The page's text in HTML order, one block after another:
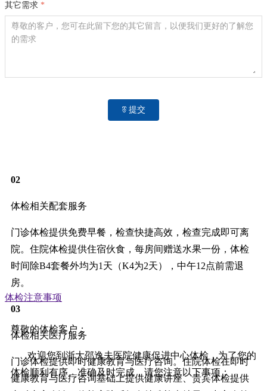
其它需求 *
ꁨ 提交
01
怎样预约（下方有微信预约二维码）
约定时间前一天，体检预约处会有短信提醒，对不予回复
者体检名额就不再保留。预约体检及来院体检前，需务必
02
体检相关配套服务
门诊体检提供免费早餐，检查快捷高效，检查完成即可离
院。住院体检提供住宿伙食，每房间赠送水果一份，体检
时间除B4套餐外均为1天（K4为2天），中午12点前需退
房。
03
体检相关医疗服务
门诊体检提供即时健康教育与医疗咨询。住院体检在即时
健康教育与医疗咨询基础上提供健康讲座、贵宾体检提供
体检注意事项
尊敬的体检客户：
欢迎您到浙大邵逸夫医院健康促进中心体检，为了您的
体检顺利有序、准确及时完成，请您注意以下事项：